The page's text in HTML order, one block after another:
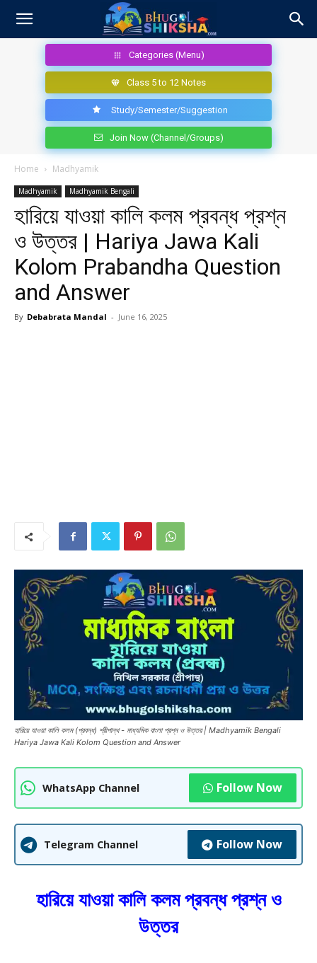
Categories (Menu)
Class 5 to 12 Notes
Study/Semester/Suggestion
Join Now (Channel/Groups)
Home Madhyamik
Madhyamik Madhyamik Bengali
হারিয়ে যাওয়া কালি কলম প্রবন্ধ প্রশ্ন
ও উত্তর | Hariya Jawa Kali
Kolom Prabandha Question
and Answer
By Debabrata Mandal - June 16, 2025
হারিয়ে যাওয়া কালি কলম (প্রবন্ধ) শ্রীপান্থ - মাধ্যমিক বাংলা প্রশ্ন ও উত্তর | Madhyamik Bengali
Hariya Jawa Kali Kolom Question and Answer
WhatsApp Channel Follow Now
Telegram Channel Follow Now
হারিয়ে যাওয়া কালি কলম প্রবন্ধ প্রশ্ন ও
উত্তর